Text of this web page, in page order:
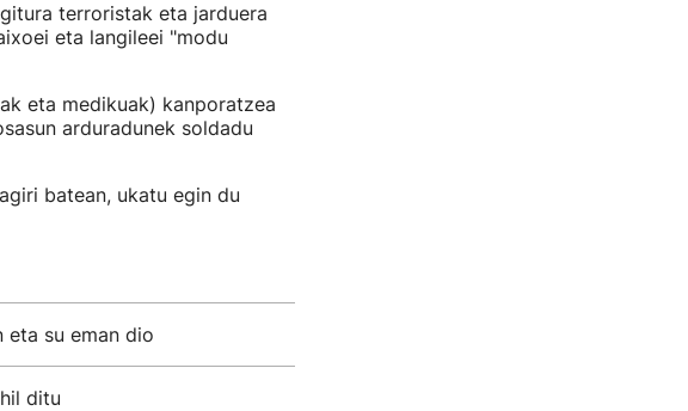
terroristak eta jarduera
eta langileei "modu
eta medikuak) kanporatzea
arduradunek soldadu
batean, ukatu egin du
eta su eman dio
ditu